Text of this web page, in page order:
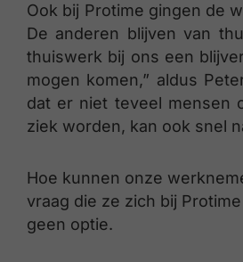
Ook bij Protime gingen de
De anderen blijven van
thuiswerk bij ons een
mogen komen,” aldus
dat er niet teveel mensen
ziek worden, kan ook snel
Hoe kunnen onze
vraag die ze zich bij
geen optie.